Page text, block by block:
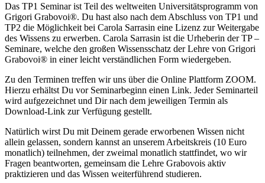
Das TP1 Seminar ist Teil des weltweiten Universitätsprogramm von
Grigori Grabovoi®. Du hast also nach dem Abschluss von TP1 und
TP2 die Möglichkeit bei Carola Sarrasin eine Lizenz zur Weitergabe
des Wissens zu erwerben. Carola Sarrasin ist die Urheberin der TP –
Seminare, welche den großen Wissensschatz der Lehre von Grigori
Grabovoi® in einer leicht verständlichen Form wiedergeben.
Zu den Terminen treffen wir uns über die Online Plattform ZOOM.
Hierzu erhältst Du vor Seminarbeginn einen Link. Jeder Seminarteil
wird aufgezeichnet und Dir nach dem jeweiligen Termin als
Download-Link zur Verfügung gestellt.
Natürlich wirst Du mit Deinem gerade erworbenen Wissen nicht
allein gelassen, sondern kannst an unserem Arbeitskreis (10 Euro
monatlich) teilnehmen, der zweimal monatlich stattfindet, wo wir
Fragen beantworten, gemeinsam die Lehre Grabovois aktiv
praktizieren und das Wissen weiterführend studieren.